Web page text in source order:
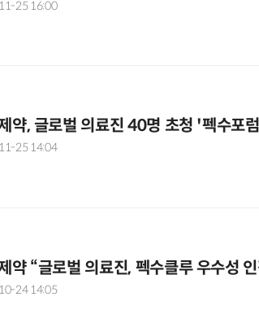
25 16:00
약, 글로벌 의료진 40명 초청 '펙수포
25 14:04
약 “글로벌 의료진, 펙수클루 우수성
24 14:05